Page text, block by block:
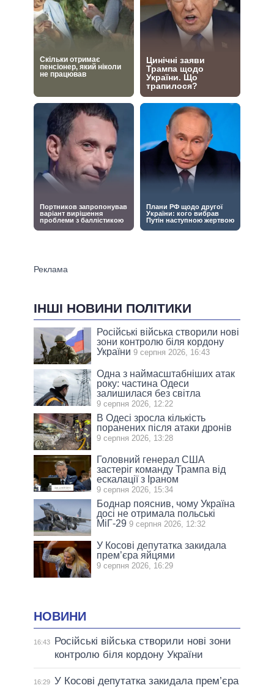
ІНШІ НОВИНИ ПОЛІТИКИ
Російські війська створили нові
зони контролю біля кордону
України 9 серпня 2026, 16:43
Одна з наймасштабніших атак
року: частина Одеси
залишилася без світла
9 серпня 2026, 12:22
В Одесі зросла кількість
поранених після атаки дронів
9 серпня 2026, 13:28
Головний генерал США
застеріг команду Трампа від
ескалації з Іраном
9 серпня 2026, 15:34
Боднар пояснив, чому Україна
досі не отримала польські
МіГ-29 9 серпня 2026, 12:32
У Косові депутатка закидала
прем’єра яйцями
9 серпня 2026, 16:29
НОВИНИ
16:43
Російські війська створили нові зони
контролю біля кордону України
16:29 У Косові депутатка закидала прем’єра